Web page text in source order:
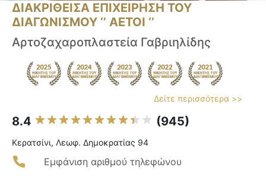
ΔΙΑΚΡΙΘΕΙΣΑ ΕΠΙΧΕΙΡΗΣΗ ΤΟΥ
ΔΙΑΓΩΝΙΣΜΟΥ ‘’ ΑΕΤΟΙ ‘’
Αρτοζαχαροπλαστεία Γαβριηλίδης
Δείτε περισσότερα >>
8.4 (945)
Κερατσίνι, Λεωφ. Δημοκρατίας 94
Εμφάνιση αριθμού τηλεφώνου